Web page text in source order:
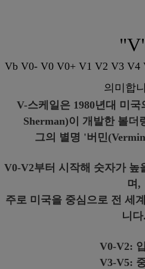
Vb V0- V0 V0+ V1 V2 V3
의미합
V-스케일은 1980년대 미
Sherman)이 개발한 볼더
그의 별명 '버민
V0-V2부터 시작해 숫자가 높
며,
주로 미국을 중심으로 전 세
니다.
V0-V2:
V3-V5: